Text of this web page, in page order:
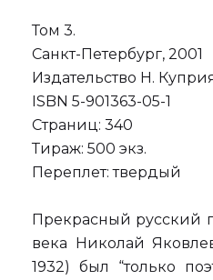
Том 3.
Санкт-Петербург, 2001
Издательство Н.
ISBN 5-901363-05-1
Страниц: 340
Тираж: 500 экз.
Переплет: твердый
Прекрасный русский
века Николай
1932) был “только